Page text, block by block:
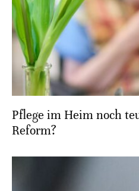
Pflege im Heim noch
Reform?